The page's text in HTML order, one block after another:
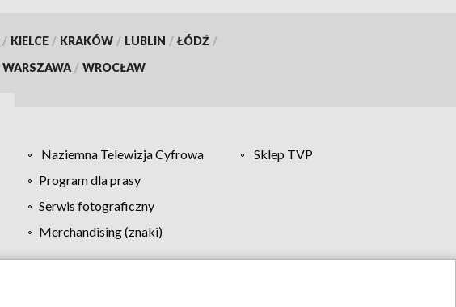
/ KIELCE / KRAKÓW / LUBLIN / ŁÓDŹ /
WARSZAWA / WROCŁAW
Naziemna Telewizja Cyfrowa
Sklep TVP
Program dla prasy
Serwis fotograficzny
Merchandising (znaki)